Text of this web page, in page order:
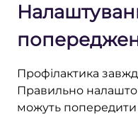
Профілактика
Правильно
можуть